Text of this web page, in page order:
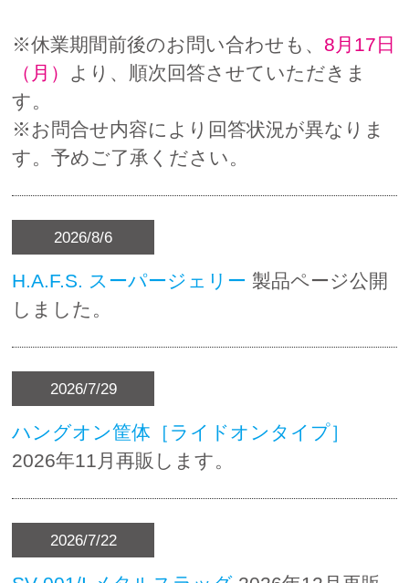
※休業期間前後のお問い合わせも、 8月17日
（月）
より、順次回答させていただきま
す。
※お問合せ内容により回答状況が異なりま
す。予めご了承ください。
2026/8/6
H.A.F.S. スーパージェリー 製品ページ公開
しました。
2026/7/29
ハングオン筐体［ライドオンタイプ］
2026年11月再販します。
2026/7/22